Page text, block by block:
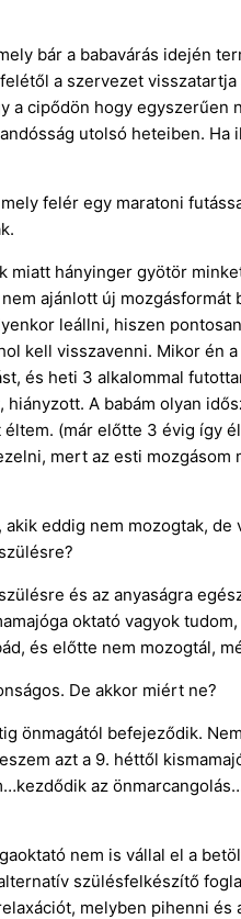
bár a babavárás idején
a szervezet
a cipődön hogy egyszerűen
utolsó heteiben.
felér egy maratoni
miatt hányinger gyötör
ajánlott új
leállni, hiszen
kell visszavenni. Mikor én
és heti 3 alkalommal
hiányzott. A babám olyan
(már előtte 3 évig így
mert az esti
akik eddig nem mozogtak,
és az anyaságra
oktató vagyok
és előtte nem mozogtál,
De akkor miért ne?
önmagától befejeződik.
azt a 9. héttől
az
nem is vállal el a
szülésfelkészítő
melyben pihenni és